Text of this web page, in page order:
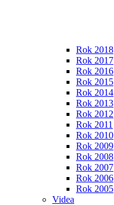
Rok 2018
Rok 2017
Rok 2016
Rok 2015
Rok 2014
Rok 2013
Rok 2012
Rok 2011
Rok 2010
Rok 2009
Rok 2008
Rok 2007
Rok 2006
Rok 2005
Videa